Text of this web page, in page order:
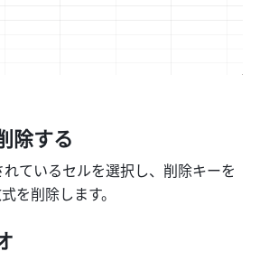
除する
ているセルを選択し、削除キーを
を削除します。